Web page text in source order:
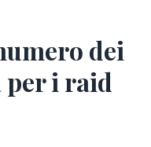
dei
i raid